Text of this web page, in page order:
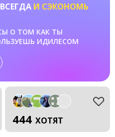
И СЭКОНОМЬ
О ТОМ КАК ТЫ
ИДИЛЕСОМ
444 ХОТЯТ